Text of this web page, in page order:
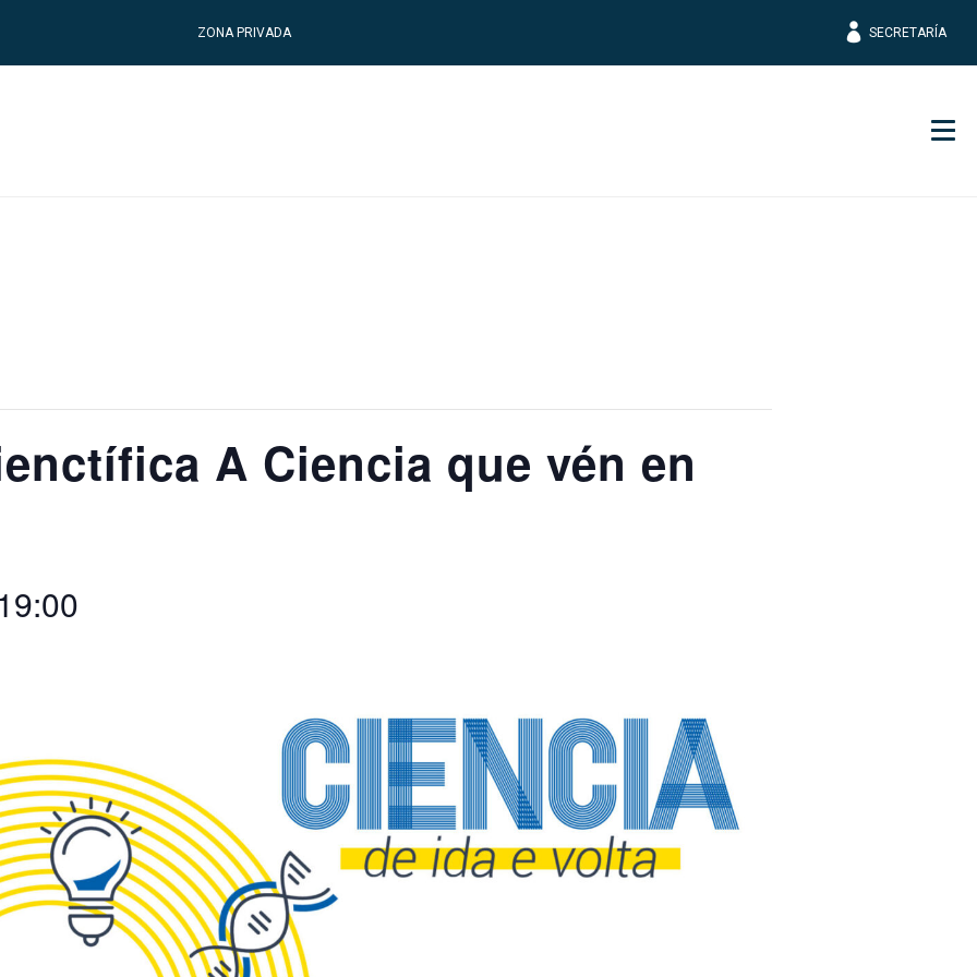
ZONA PRIVADA SECRETARÍA
A Ciencia que vén en
19:00